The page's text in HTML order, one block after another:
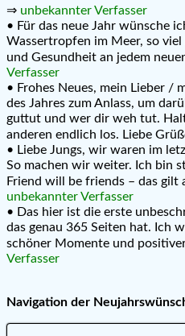
⇒ unbekannter Verfasser
• Für das neue Jahr wünsche
Wassertropfen im Meer, so viel
und Gesundheit an jedem
Verfasser
• Frohes Neues, mein Lieber /
des Jahres zum Anlass, um
guttut und wer dir weh tut.
anderen endlich los. Liebe
• Liebe Jungs, wir waren im
So machen wir weiter. Ich bin
Friend will be friends – das gilt
unbekannter Verfasser
• Das hier ist die erste
das genau 365 Seiten hat. Ich
schöner Momente und
Verfasser
Navigation der